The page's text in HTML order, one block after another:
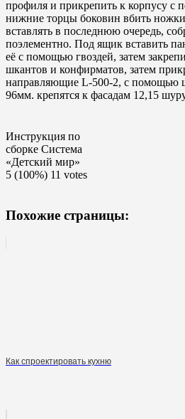
профиля и прикрепить к корпусу с
нижние торцы боковин вбить
вставлять в последнюю очередь,
поэлементно. Под ящик вставить
её с помощью гвоздей, затем
шкантов и конфирматов, затем
направляющие L-500-2, с помощью
96мм. крепятся к фасадам 12,15
Инструкция по
сборке Система
«Детский мир»
5 (100%) 11 votes
Похожие страницы:
Как спроектировать кухню